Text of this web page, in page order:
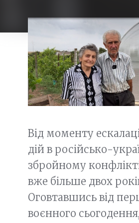
Від моменту
дій в російсько-
збройному
вже більше двох
Оговтавшись від
воєнного